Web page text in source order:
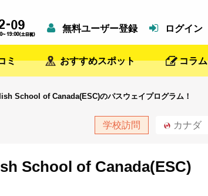
無料ユーザー登録 ログイン
ミ おすすめスポット コラム
School of Canada(ESC)のパスウェイプログラム！
カナダ
学校訪問
School of Canada(ESC)